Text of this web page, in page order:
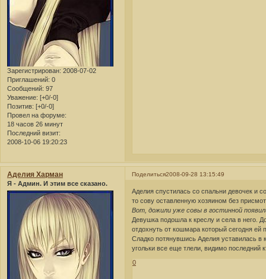
Зарегистрирован: 2008-07-02
Приглашений: 0
Сообщений: 97
Уважение: [+0/-0]
Позитив: [+0/-0]
Провел на форуме:
18 часов 26 минут
Последний визит:
2008-10-06 19:20:23
Поделиться2008-09-28 13:15:49
Аделия Харман
Я - Админ. И этим все сказано.
Аделия спустилась со спальни девочек и
то сову оставленную хозяином без
Вот, дожили уже совы в гостинной
Девушка подошла к креслу и села в него.
отдохнуть от кошмара который сегодня ей
Сладко потянувшись Аделия уставилась в
угольки все еще тлели, видимо последний
0